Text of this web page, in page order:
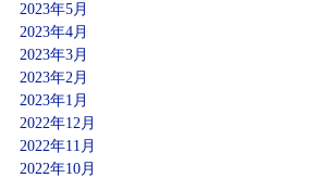
2023年5月
2023年4月
2023年3月
2023年2月
2023年1月
2022年12月
2022年11月
2022年10月